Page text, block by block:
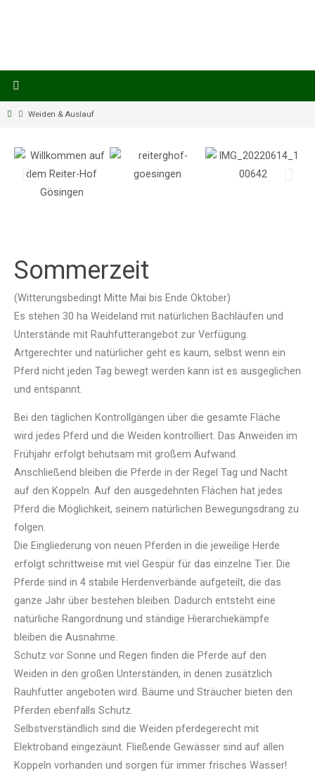
Weiden & Auslauf
Sommerzeit
(Witterungsbedingt Mitte Mai bis Ende Oktober)
Es stehen 30 ha Weideland mit natürlichen Bachläufen und
Unterstände mit Rauhfutterangebot zur Verfügung.
Artgerechter und natürlicher geht es kaum, selbst wenn ein
Pferd nicht jeden Tag bewegt werden kann ist es ausgeglichen
und entspannt.
Bei den täglichen Kontrollgängen über die gesamte Fläche
wird jedes Pferd und die Weiden kontrolliert. Das Anweiden im
Frühjahr erfolgt behutsam mit großem Aufwand.
Anschließend bleiben die Pferde in der Regel Tag und Nacht
auf den Koppeln. Auf den ausgedehnten Flächen hat jedes
Pferd die Möglichkeit, seinem natürlichen Bewegungsdrang zu
folgen.
Die Eingliederung von neuen Pferden in die jeweilige Herde
erfolgt schrittweise mit viel Gespür für das einzelne Tier. Die
Pferde sind in 4 stabile Herdenverbände aufgeteilt, die das
ganze Jahr über bestehen bleiben. Dadurch entsteht eine
natürliche Rangordnung und ständige Hierarchiekämpfe
bleiben die Ausnahme.
Schutz vor Sonne und Regen finden die Pferde auf den
Weiden in den großen Unterständen, in denen zusätzlich
Rauhfutter angeboten wird. Bäume und Sträucher bieten den
Pferden ebenfalls Schutz.
Selbstverständlich sind die Weiden pferdegerecht mit
Elektroband eingezäunt. Fließende Gewässer sind auf allen
Koppeln vorhanden und sorgen für immer frisches Wasser!